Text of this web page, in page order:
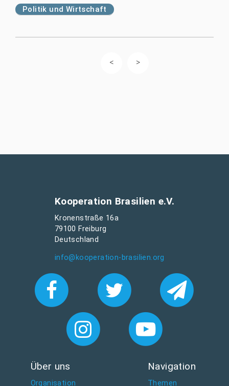
Politik und Wirtschaft
Kooperation Brasilien e.V.
Kronenstraße 16a
79100 Freiburg
Deutschland
info@kooperation-brasilien.org
Über uns
Organisation
Navigation
Themen